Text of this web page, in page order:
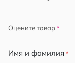
Оцените товар
Имя и фамилия